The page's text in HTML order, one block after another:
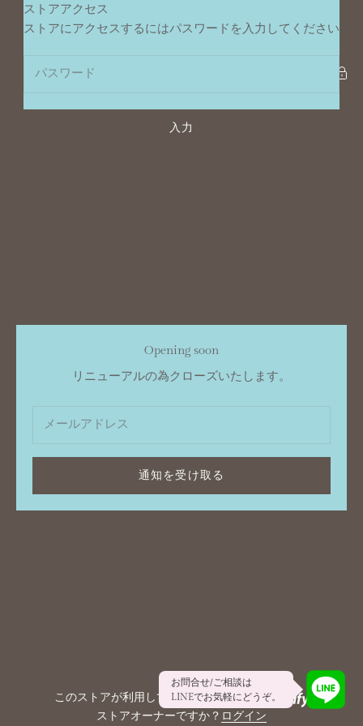
コンテンツへスキップ
ストアアクセス
ストアにアクセスするにはパスワードを入力してください
入力
Opening soon
リニューアルの為クローズいたします。
通知を受け取る
このストアが利用しているシステムは
ストアオーナーですか？ ログイン
お問合せ/ご相談は
LINEでお気軽にどうぞ。